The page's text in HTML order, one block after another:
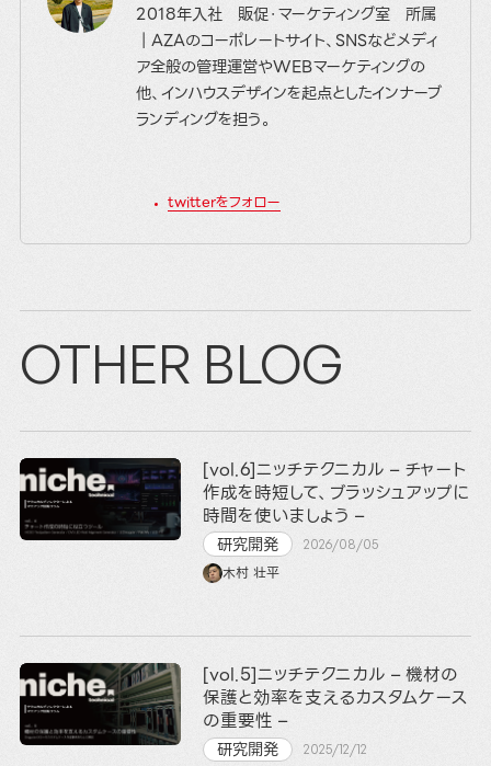
2018年入社 販促・マーケティング室 所属
｜AZAのコーポレートサイト、SNSなどメディ
ア全般の管理運営やWEBマーケティングの
他、インハウスデザインを起点としたインナーブ
ランディングを担う。
twitterをフォロー
OTHER BLOG
[vol.6]ニッチテクニカル – チャート
作成を時短して、ブラッシュアップに
時間を使いましょう –
研究開発 2026/08/05
木村 壮平
[vol.5]ニッチテクニカル – 機材の
保護と効率を支えるカスタムケース
の重要性 –
研究開発 2025/12/12